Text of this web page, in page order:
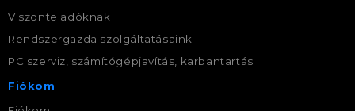
Viszonteladóknak
Rendszergazda szolgáltatásaink
PC szerviz, számítógépjavítás, karbantartás
Fiókom